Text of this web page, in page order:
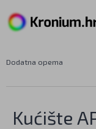
Dodatna opema
Kućište